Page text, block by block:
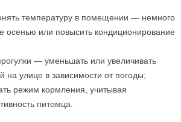
температуру в помещении — немного
осенью или повысить кондиционирование
— уменьшать или увеличивать
на улице в зависимости от погоды;
режим кормления, учитывая
питомца.